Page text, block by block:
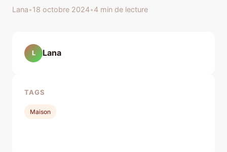
Lana•18 octobre 2024•4 min de lecture
L Lana
TAGS
Maison